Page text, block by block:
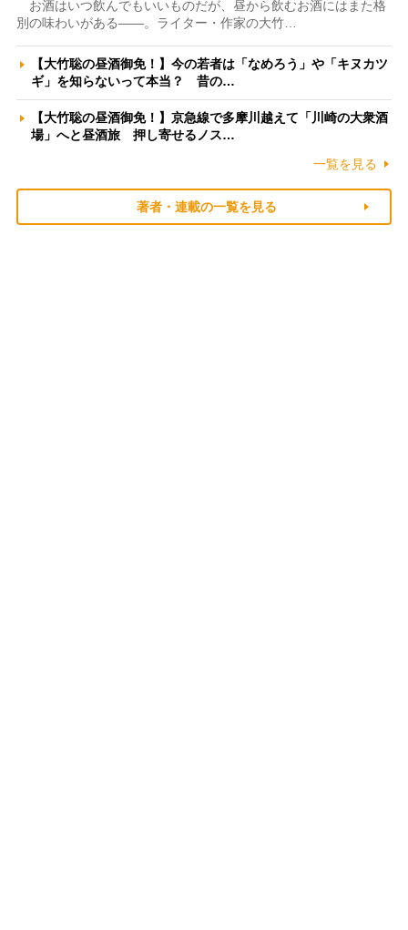
お酒はいつ飲んでもいいものだが、昼から飲むお酒にはまた格
別の味わいがある――。ライター・作家の大竹…
【大竹聡の昼酒御免！】今の若者は「なめろう」や「キヌカツ
ギ」を知らないって本当？ 昔の…
【大竹聡の昼酒御免！】京急線で多摩川越えて「川崎の大衆酒
場」へと昼酒旅 押し寄せるノス…
一覧を見る
著者・連載の一覧を見る